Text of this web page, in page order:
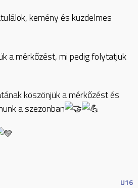
kemény és küzdelmes
a mérkőzést, mi pedig folytatjuk
köszönjük a mérkőzést és
a szezonban
U16